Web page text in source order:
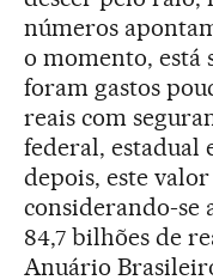
números
o momento, está
foram gastos
reais com
federal, estadual
depois, este
considerando-se
84,7 bilhões de
Anuário